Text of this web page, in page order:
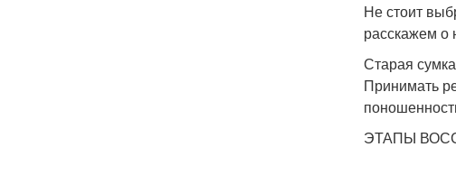
Не стоит
расскажем о
Старая сумка
Принимать
ЭТАПЫ